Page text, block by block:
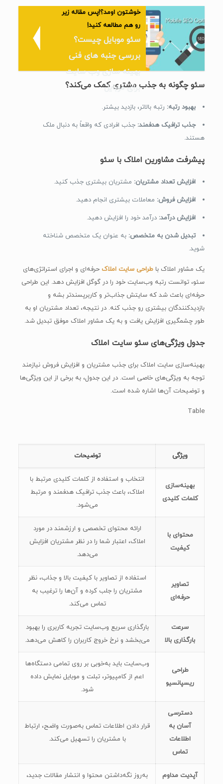
خوشتون اومد؟!پس مقاله زیر
رو هم مطالعه کنید!
سئو موبایل چیست؟
بررسی جنبه های فنی
بهینه سازی وب سایت
برای موبایل
سئوچگونه به جذب مشتری کمک می‌کند؟
بهبود رتبه: رتبه بالاتر، بازدید بیشتر.
جذب ترافیک هدفمند: جذب افرادی که واقعاً به دنبال ملک
هستند.
پیشرفت مشاورین املاک با سئو
افزایش تعداد مشتریان: مشتریان بیشتری جذب کنید.
افزایش فروش: معاملات بیشتری انجام دهید.
افزایش درآمد: درآمد خود را افزایش دهید.
تبدیل شدن به متخصص: به عنوان یک متخصص شناخته
شوید.
یک مشاور املاک با طراحی سایت املاک حرفه‌ای و اجرای استراتژی‌های
سئو، توانست رتبه وب‌سایت خود را در گوگل افزایش دهد. این طراحی
حرفه‌ای باعث شد که سایتش جذاب‌تر و کاربرپسندتر بشه و
بازدیدکنندگان بیشتری رو جذب کنه. در نتیجه، تعداد مشتریان او به
طور چشمگیری افزایش یافت و به یک مشاور املاک موفق تبدیل شد.
جدول ویژگی‌های سئو سایت املاک
بهینه‌سازی سایت املاک برای جذب مشتریان و افزایش فروش نیازمند
توجه به ویژگی‌های خاصی است. در این جدول، به برخی از این ویژگی‌ها
و توضیحات آن‌ها اشاره شده است.
Table
ویژگی توضیحات
بهینه‌سازی
کلمات کلیدی
انتخاب و استفاده از کلمات کلیدی مرتبط با
املاک، باعث جذب ترافیک هدفمند و مرتبط
می‌شود.
محتوای با
کیفیت
ارائه محتوای تخصصی و ارزشمند در مورد
املاک، اعتبار شما را در نظر مشتریان افزایش
می‌دهد.
تصاویر
حرفه‌ای
استفاده از تصاویر با کیفیت بالا و جذاب، نظر
مشتریان را جلب کرده و آن‌ها را ترغیب به
تماس می‌کند.
سرعت
بارگذاری بالا
بارگذاری سریع وب‌سایت تجربه کاربری را بهبود
می‌بخشد و نرخ خروج کاربران را کاهش می‌دهد.
طراحی
ریسپانسیو
وب‌سایت باید به‌خوبی بر روی تمامی دستگاه‌ها
اعم از کامپیوتر، تبلت و موبایل نمایش داده
شود.
دسترسی
آسان به
اطلاعات
تماس
قرار دادن اطلاعات تماس به‌صورت واضح، ارتباط
با مشتریان را تسهیل می‌کند.
آپدیت مداوم
به‌روز نگه‌داشتن محتوا و انتشار مقالات جدید،